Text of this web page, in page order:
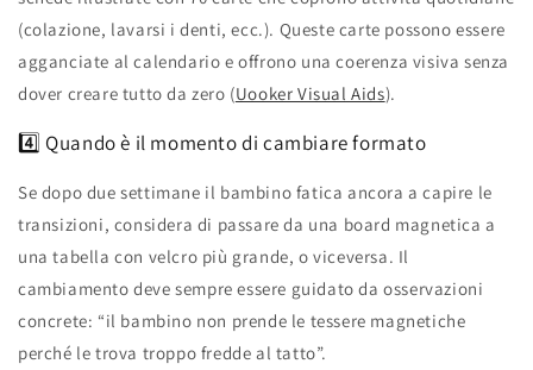
(colazione, lavarsi i denti, ecc.). Queste carte possono essere
agganciate al calendario e offrono una coerenza visiva senza
dover creare tutto da zero (Uooker Visual Aids).
4️⃣ Quando è il momento di cambiare formato
Se dopo due settimane il bambino fatica ancora a capire le
transizioni, considera di passare da una board magnetica a
una tabella con velcro più grande, o viceversa. Il
cambiamento deve sempre essere guidato da osservazioni
concrete: “il bambino non prende le tessere magnetiche
perché le trova troppo fredde al tatto”.